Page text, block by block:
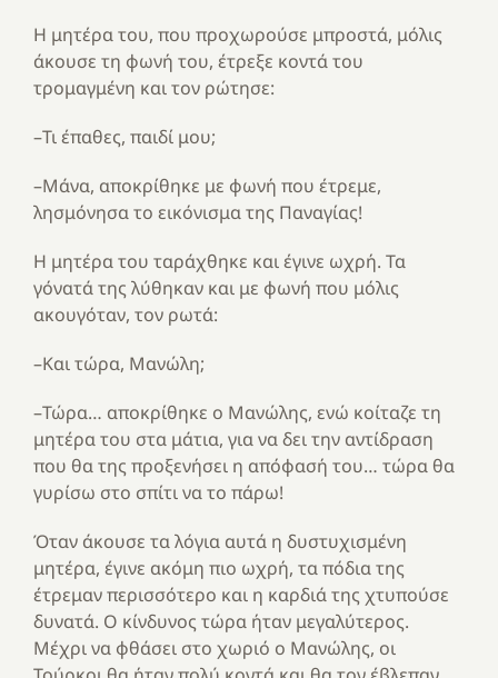
Η μητέρα του, που προχωρούσε μπροστά, μόλις
άκουσε τη φωνή του, έτρεξε κοντά του
τρομαγμένη και τον ρώτησε:
–Τι έπαθες, παιδί μου;
–Μάνα, αποκρίθηκε με φωνή που έτρεμε,
λησμόνησα το εικόνισμα της Παναγίας!
Η μητέρα του ταράχθηκε και έγινε ωχρή. Τα
γόνατά της λύθηκαν και με φωνή που μόλις
ακουγόταν, τον ρωτά:
–Και τώρα, Μανώλη;
–Τώρα… αποκρίθηκε ο Μανώλης, ενώ κοίταζε τη
μητέρα του στα μάτια, για να δει την αντίδραση
που θα της προξενήσει η απόφασή του… τώρα θα
γυρίσω στο σπίτι να το πάρω!
Όταν άκουσε τα λόγια αυτά η δυστυχισμένη
μητέρα, έγινε ακόμη πιο ωχρή, τα πόδια της
έτρεμαν περισσότερο και η καρδιά της χτυπούσε
δυνατά. Ο κίνδυνος τώρα ήταν μεγαλύτερος.
Μέχρι να φθάσει στο χωριό ο Μανώλης, οι